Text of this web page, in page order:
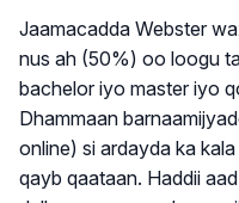
Jaamacadda Webster
nus ah (50%) oo loogu
bachelor iyo master iyo
Dhammaan
online) si ardayda ka
qayb qaataan. Haddii